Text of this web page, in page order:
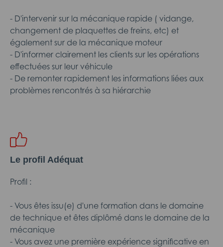
- D'intervenir sur la mécanique rapide ( vidange,
changement de plaquettes de freins, etc) et
également sur de la mécanique moteur
- D'informer clairement les clients sur les opérations
effectuées sur leur véhicule
- De remonter rapidement les informations liées aux
problèmes rencontrés à sa hiérarchie
Le profil Adéquat
Profil :
- Vous êtes issu(e) d'une formation dans le domaine
de technique et êtes diplômé dans le domaine de la
mécanique
- Vous avez une première expérience significative en